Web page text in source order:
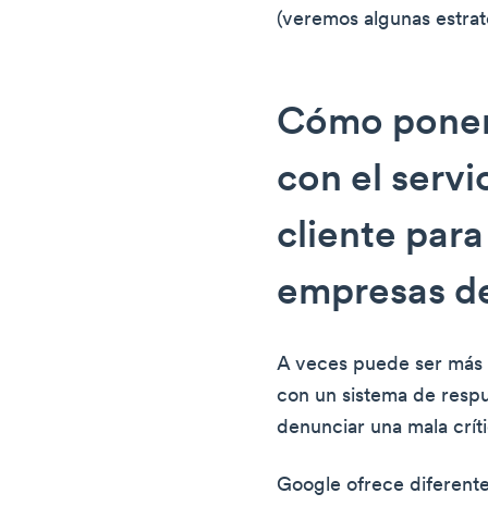
(veremos algunas
Cómo
con el
cliente
empresas
A veces puede ser
con un sistema de
denunciar una mala
Google ofrece